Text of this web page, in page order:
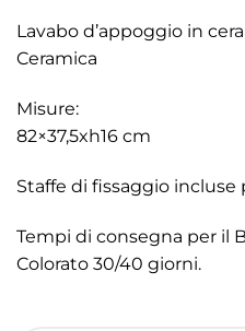
Lavabo d’appoggio in
Ceramica
Misure:
82×37,5xh16 cm
Staffe di fissaggio incluse
Tempi di consegna per il
Colorato 30/40 giorni.